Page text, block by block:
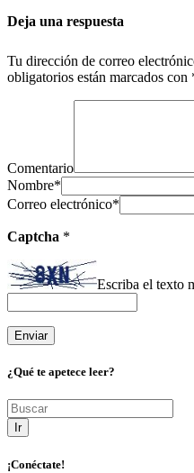
Deja una respuesta
Tu dirección de correo
obligatorios están marcados con
Comentario
Nombre*
Correo electrónico*
Captcha *
Escriba el texto
¿Qué te apetece leer?
Ir
¡Conéctate!